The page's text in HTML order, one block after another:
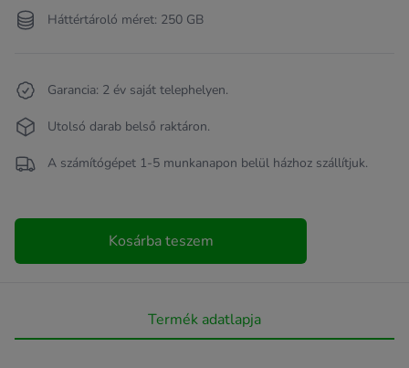
Háttértároló méret: 250 GB
Garancia: 2 év saját telephelyen.
Utolsó darab belső raktáron.
A számítógépet 1-5 munkanapon belül házhoz szállítjuk.
Kosárba teszem
Termék adatlapja